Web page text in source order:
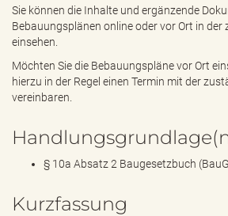
Sie können die Inhalte und ergänzende
Bebauungsplänen online oder vor Ort in der
einsehen.
Möchten Sie die Bebauungspläne vor Ort
hierzu in der Regel einen Termin mit der
vereinbaren.
§ 10a Absatz 2 Baugesetzbuch
Kurzfassung